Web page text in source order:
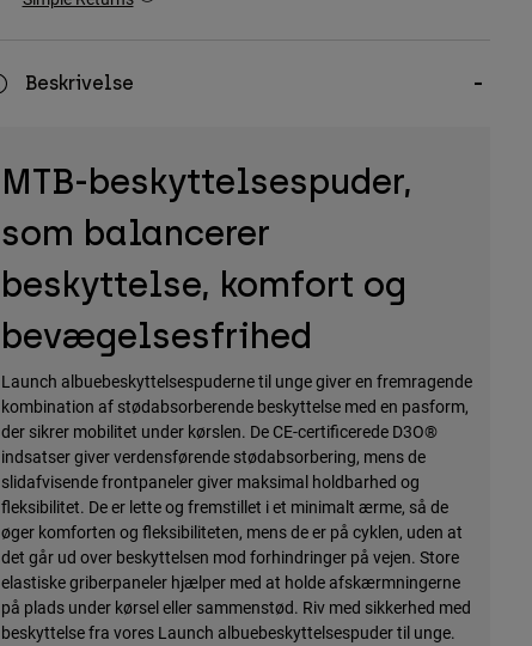
Beskrivelse
MTB-beskyttelsespuder,
som balancerer
beskyttelse, komfort og
bevægelsesfrihed
Launch albuebeskyttelsespuderne til unge giver en fremragende
kombination af stødabsorberende beskyttelse med en pasform,
der sikrer mobilitet under kørslen. De CE-certificerede D3O®
indsatser giver verdensførende stødabsorbering, mens de
slidafvisende frontpaneler giver maksimal holdbarhed og
fleksibilitet. De er lette og fremstillet i et minimalt ærme, så de
øger komforten og fleksibiliteten, mens de er på cyklen, uden at
det går ud over beskyttelsen mod forhindringer på vejen. Store
elastiske griberpaneler hjælper med at holde afskærmningerne
på plads under kørsel eller sammenstød. Riv med sikkerhed med
beskyttelse fra vores Launch albuebeskyttelsespuder til unge.